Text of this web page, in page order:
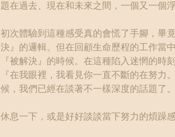
題在過去、現在和未來之間，一個又一個浮
初次體驗到這種感受真的會慌了手腳，畢
決』的邏輯。但在回顧生命歷程的工作當
『被解決』的時候。在這種陷入迷惘的時
『在我眼裡，我看見你一直不斷的在努
候，我們已經在談著不一樣深度的話題了。
休息一下，或是好好談談當下努力的煩躁感